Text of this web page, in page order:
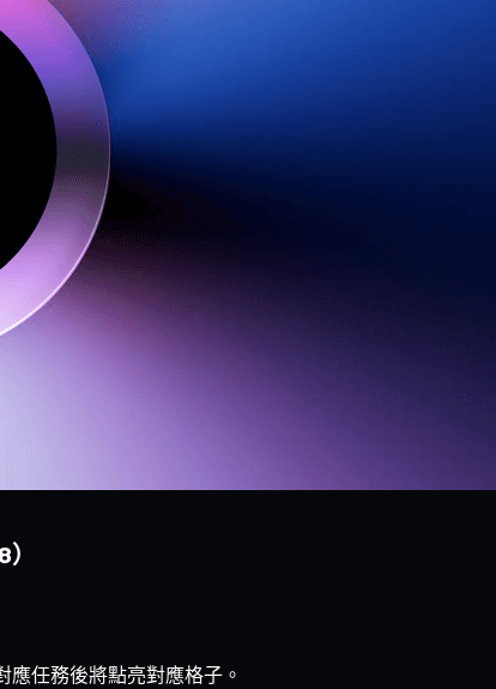
應任務後將點亮對應格子。